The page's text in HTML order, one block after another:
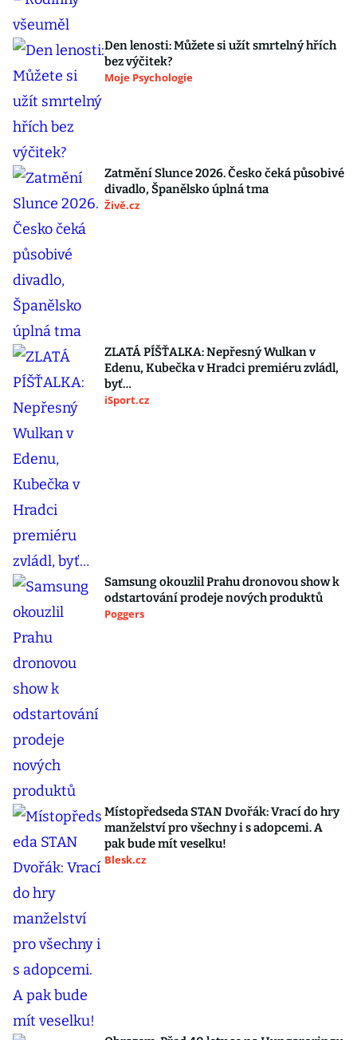
Den lenosti: Můžete si užít smrtelný hřích
bez výčitek?
Moje Psychologie
Zatmění Slunce 2026. Česko čeká působivé
divadlo, Španělsko úplná tma
Živě.cz
ZLATÁ PÍŠŤALKA: Nepřesný Wulkan v
Edenu, Kubečka v Hradci premiéru zvládl,
byť…
iSport.cz
Samsung okouzlil Prahu dronovou show k
odstartování prodeje nových produktů
Poggers
Místopředseda STAN Dvořák: Vrací do hry
manželství pro všechny i s adopcemi. A
pak bude mít veselku!
Blesk.cz